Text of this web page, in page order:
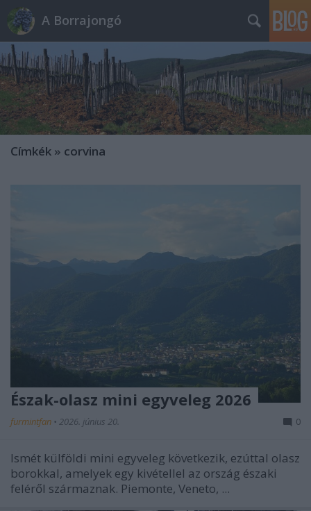
A Borrajongó
Címkék » corvina
Észak-olasz mini egyveleg 2026
furmintfan • 2026. június 20. 0
Ismét külföldi mini egyveleg következik, ezúttal olasz
borokkal, amelyek egy kivétellel az ország északi
feléről származnak. Piemonte, Veneto, ...